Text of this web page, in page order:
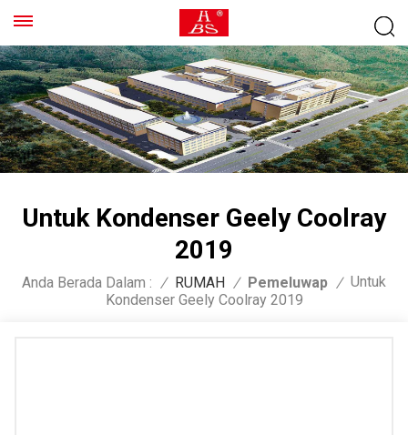
Untuk Kondenser Geely Coolray
2019
Anda Berada Dalam : / RUMAH / Pemeluwap / Untuk
Kondenser Geely Coolray 2019